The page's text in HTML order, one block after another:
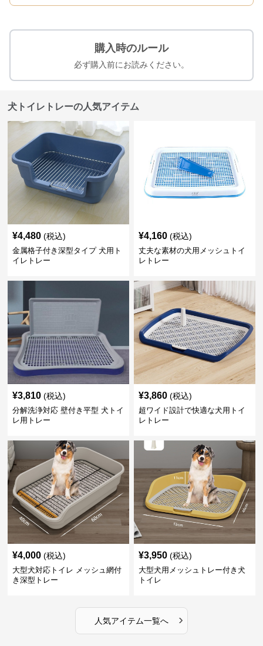
購入時のルール
必ず購入前にお読みください。
犬トイレトレーの人気アイテム
¥4,480 (税込)
金属格子付き深型タイプ 犬用ト
イレトレー
¥4,160 (税込)
丈夫な素材の犬用メッシュトイ
レトレー
¥3,810 (税込)
分解洗浄対応 壁付き平型 犬トイ
レ用トレー
¥3,860 (税込)
超ワイド設計で快適な犬用トイ
レトレー
¥4,000 (税込)
大型犬対応トイレ メッシュ網付
き深型トレー
¥3,950 (税込)
大型犬用メッシュトレー付き犬
トイレ
人気アイテム一覧へ ›